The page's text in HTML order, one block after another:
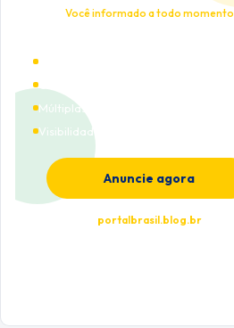
Você informado a todo momento
Múltiplas categorias
Visibilidade premium
Anuncie agora
portalbrasil.blog.br